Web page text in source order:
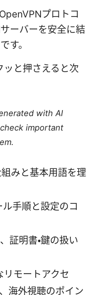
プロトコ
ーバーを安全に結
す。
ッと押さえると次
with AI
important
みと基本用語を理
手順と設定のコ
証明書・鍵の扱い
モートアクセ
海外視聴のポイン